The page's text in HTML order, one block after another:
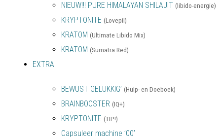
NIEUW!!! PURE HIMALAYAN SHILAJIT (libido-energie)
KRYPTONITE (Lovepil)
KRATOM (Ultimate Libido Mix)
KRATOM (Sumatra Red)
EXTRA
BEWUST GELUKKIG’ (Hulp- en Doeboek)
BRAINBOOSTER (IQ+)
KRYPTONITE (TIP!)
Capsuleer machine ’00’